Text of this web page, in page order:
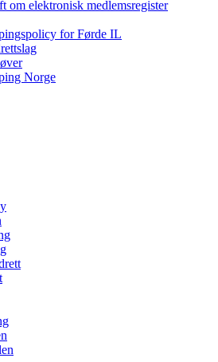
om elektronisk medlemsregister
for Førde IL
Norge